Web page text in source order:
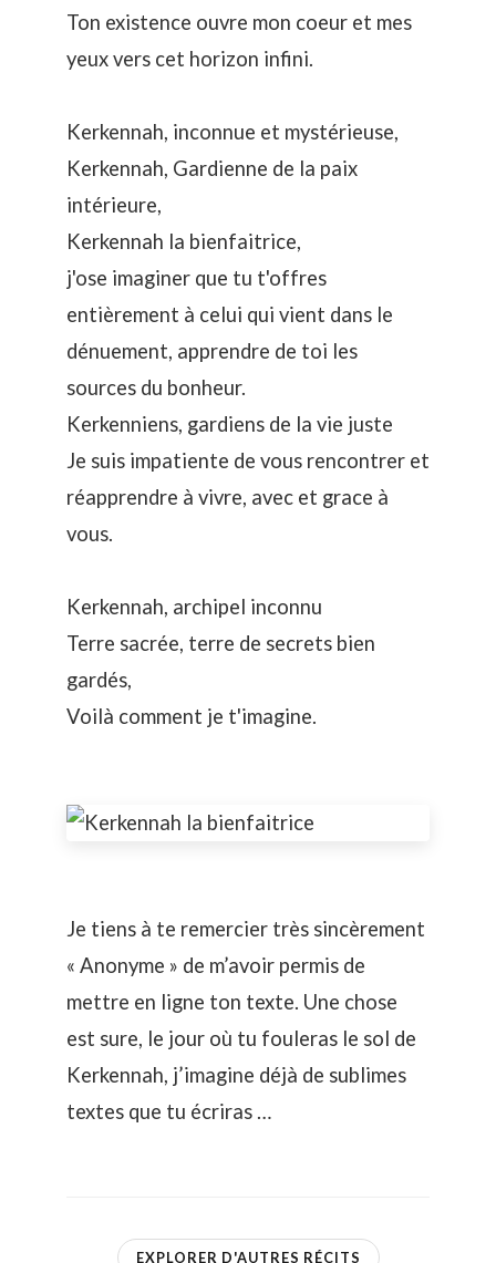
Ton existence ouvre mon coeur et mes
yeux vers cet horizon infini.
Kerkennah, inconnue et mystérieuse,
Kerkennah, Gardienne de la paix
intérieure,
Kerkennah la bienfaitrice,
j'ose imaginer que tu t'offres
entièrement à celui qui vient dans le
dénuement, apprendre de toi les
sources du bonheur.
Kerkenniens, gardiens de la vie juste
Je suis impatiente de vous rencontrer et
réapprendre à vivre, avec et grace à
vous.
Kerkennah, archipel inconnu
Terre sacrée, terre de secrets bien
gardés,
Voilà comment je t'imagine.
Je tiens à te remercier très sincèrement
« Anonyme » de m’avoir permis de
mettre en ligne ton texte. Une chose
est sure, le jour où tu fouleras le sol de
Kerkennah, j’imagine déjà de sublimes
textes que tu écriras …
EXPLORER D'AUTRES RÉCITS